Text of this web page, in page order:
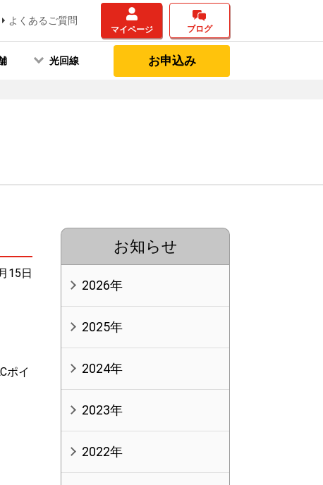
よくあるご質問
マイページ ブログ
光回線 お申込み
15日
ポイ
お知らせ
2026年
2025年
2024年
2023年
2022年